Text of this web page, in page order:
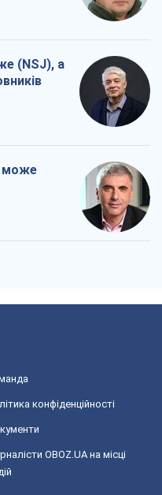
(NSJ), а
може
конфіденційності
OBOZ.UA на місці